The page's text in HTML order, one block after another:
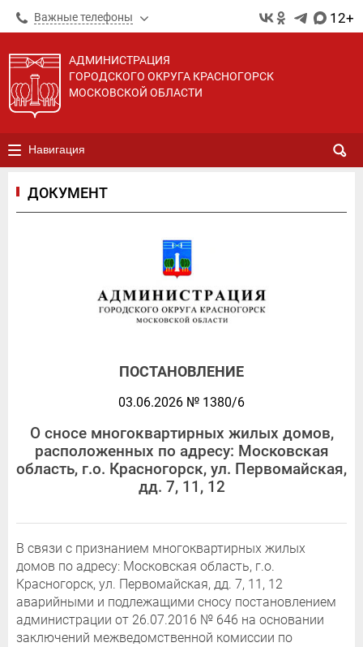
Важные телефоны 12+
АДМИНИСТРАЦИЯ
ГОРОДСКОГО ОКРУГА КРАСНОГОРСК
МОСКОВСКОЙ ОБЛАСТИ
Навигация
ДОКУМЕНТ
ПОСТАНОВЛЕНИЕ
03.06.2026 № 1380/6
О сносе многоквартирных жилых домов,
расположенных по адресу: Московская
область, г.о. Красногорск, ул. Первомайская,
дд. 7, 11, 12
В связи с признанием многоквартирных жилых
домов по адресу: Московская область, г.о.
Красногорск, ул. Первомайская, дд. 7, 11, 12
аварийными и подлежащими сносу постановлением
администрации от 26.07.2016 № 646 на основании
заключений межведомственной комиссии по